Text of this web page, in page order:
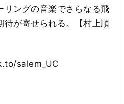
リングの音楽でさらなる飛
待が寄せられる。【村上順
salem_UC